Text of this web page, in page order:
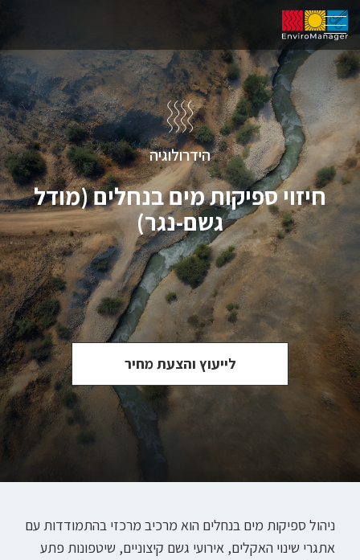
הידרולוגיה
חיזוי ספיקות מים בנחלים (מודל
גשם-נגר)
לייעוץ והצעת מחיר
ניהול ספיקות מים בנחלים הוא מרכיב מרכזי בהתמודדות עם
אתגרי שינוי האקלים, אירועי גשם קיצוניים, שיטפונות פתע